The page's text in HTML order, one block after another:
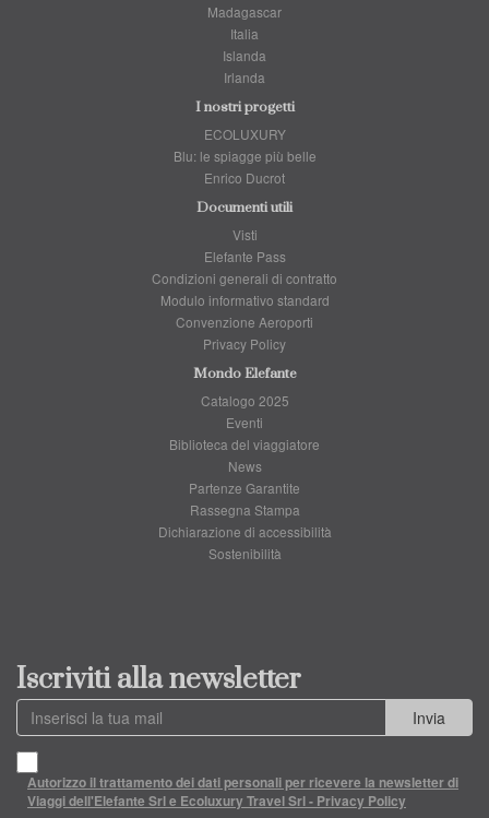
Madagascar
Italia
Islanda
Irlanda
I nostri progetti
ECOLUXURY
Blu: le spiagge più belle
Enrico Ducrot
Documenti utili
Visti
Elefante Pass
Condizioni generali di contratto
Modulo informativo standard
Convenzione Aeroporti
Privacy Policy
Mondo Elefante
Catalogo 2025
Eventi
Biblioteca del viaggiatore
News
Partenze Garantite
Rassegna Stampa
Dichiarazione di accessibilità
Sostenibilità
Iscriviti alla newsletter
Invia
Autorizzo il trattamento dei dati personali per ricevere la newsletter di
Viaggi dell'Elefante Srl e Ecoluxury Travel Srl - Privacy Policy